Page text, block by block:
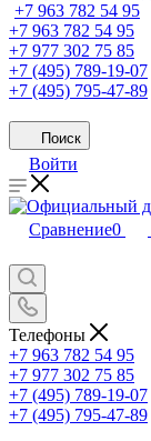
+7 963 782 54 95
+7 963 782 54 95
+7 977 302 75 85
+7 (495) 789-19-07
+7 (495) 795-47-89
Поиск
Войти
Сравнение0
Телефоны
+7 963 782 54 95
+7 977 302 75 85
+7 (495) 789-19-07
+7 (495) 795-47-89